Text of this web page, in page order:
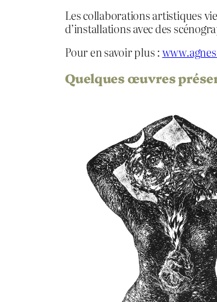
Les collaborations artistiques
d’installations avec des
Pour en savoir plus :
Quelques œuvres